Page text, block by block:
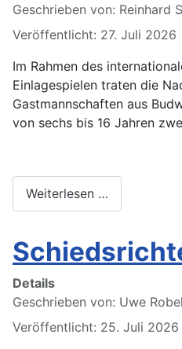
Geschrieben von: Reinhard
Veröffentlicht: 27. Juli 2026
Im Rahmen des
Einlagespielen traten die
Gastmannschaften aus
von sechs bis 16 Jahren
Weiterlesen …
Details
Geschrieben von: Uwe Robel
Veröffentlicht: 25. Juli 2026